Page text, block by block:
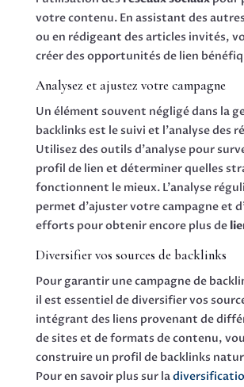
votre contenu. En assistant des
ou en rédigeant des articles invités,
créer des opportunités de lien
Analysez et ajustez votre campagne
Un élément souvent négligé dans la
backlinks est le suivi et l’analyse des
Utilisez des outils d’analyse pour
profil de lien et déterminer quelles
fonctionnent le mieux. L’analyse
permet d’ajuster votre campagne et
efforts pour obtenir encore plus de
Diversifier vos sources de backlinks
Pour garantir une campagne de
il est essentiel de diversifier vos
intégrant des liens provenant de
de sites et de formats de contenu,
construire un profil de backlinks
Pour en savoir plus sur la